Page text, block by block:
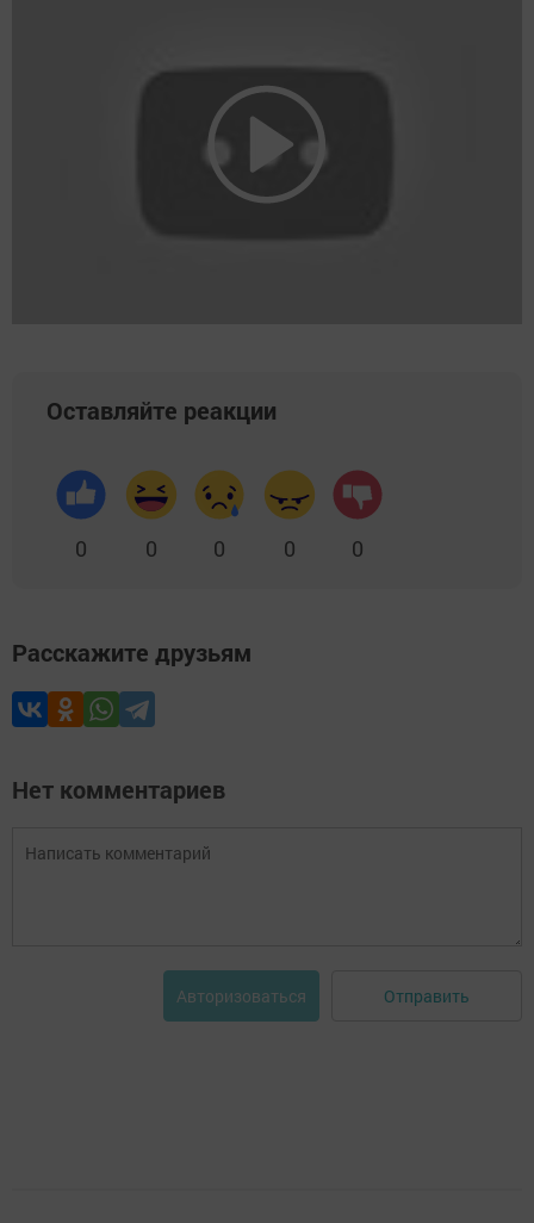
Оставляйте реакции
0 0 0 0 0
Расскажите друзьям
Нет комментариев
Авторизоваться Отправить